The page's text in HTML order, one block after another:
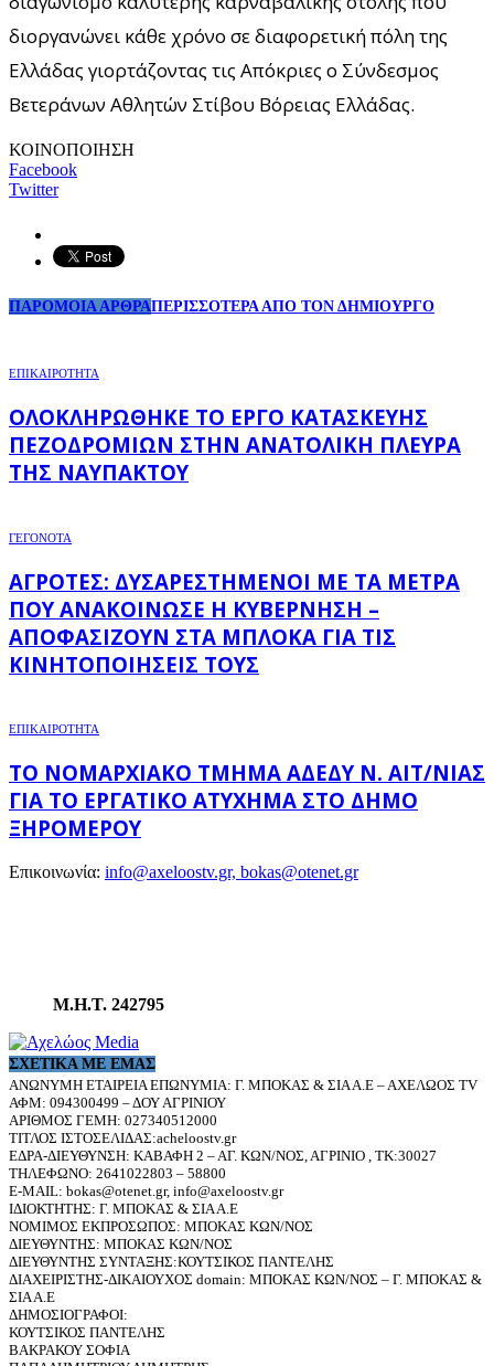
διοργανώνει κάθε χρόνο σε διαφορετική πόλη της
Ελλάδας γιορτάζοντας τις Απόκριες ο Σύνδεσμος
Βετεράνων Αθλητών Στίβου Βόρειας Ελλάδας.
ΚΟΙΝΟΠΟΙΗΣΗ
Facebook
Twitter
ΠΑΡΟΜΟΙΑ ΑΡΘΡΑΠΕΡΙΣΣΟΤΕΡΑ ΑΠΟ ΤΟΝ ΔΗΜΙΟΥΡΓΟ
ΕΠΙΚΑΙΡΟΤΗΤΑ
ΟΛΟΚΛΗΡΏΘΗΚΕ ΤΟ ΈΡΓΟ ΚΑΤΑΣΚΕΥΉΣ
ΠΕΖΟΔΡΟΜΊΩΝ ΣΤΗΝ ΑΝΑΤΟΛΙΚΉ ΠΛΕΥΡΆ
ΤΗΣ ΝΑΥΠΆΚΤΟΥ
ΓΕΓΟΝΟΤΑ
ΑΓΡΌΤΕΣ: ΔΥΣΑΡΕΣΤΗΜΈΝΟΙ ΜΕ ΤΑ ΜΈΤΡΑ
ΠΟΥ ΑΝΑΚΟΊΝΩΣΕ Η ΚΥΒΈΡΝΗΣΗ –
ΑΠΟΦΑΣΊΖΟΥΝ ΣΤΑ ΜΠΛΌΚΑ ΓΙΑ ΤΙΣ
ΚΙΝΗΤΟΠΟΙΉΣΕΙΣ ΤΟΥΣ
ΕΠΙΚΑΙΡΟΤΗΤΑ
ΤΟ ΝΟΜΑΡΧΙΑΚΌ ΤΜΉΜΑ ΑΔΕΔΥ Ν. ΑΙΤ/ΝΊΑΣ
ΓΙΑ ΤΟ ΕΡΓΑΤΙΚΌ ΑΤΎΧΗΜΑ ΣΤΟ ΔΉΜΟ
ΞΗΡΟΜΈΡΟΥ
Επικοινωνία: info@axeloostv.gr, bokas@otenet.gr
Μ.Η.Τ. 242795
ΣΧΕΤΙΚΆ ΜΕ ΕΜΆΣ
ΑΝΩΝΥΜΗ ΕΤΑΙΡΕΙΑ ΕΠΩΝΥΜΙΑ: Γ. ΜΠΟΚΑΣ & ΣΙΑ Α.Ε – ΑΧΕΛΩΟΣ TV
ΑΦΜ: 094300499 – ΔΟΥ ΑΓΡΙΝΙΟΥ
ΑΡΙΘΜΟΣ ΓΕΜΗ: 027340512000
ΤΙΤΛΟΣ ΙΣΤΟΣΕΛΙΔΑΣ:acheloostv.gr
ΕΔΡΑ-ΔΙΕΥΘΥΝΣΗ: ΚΑΒΑΦΗ 2 – ΑΓ. ΚΩΝ/ΝΟΣ, ΑΓΡΙΝΙΟ , ΤΚ:30027
ΤΗΛΕΦΩΝΟ: 2641022803 – 58800
E-MAIL: bokas@otenet.gr, info@axeloostv.gr
ΙΔΙΟΚΤΗΤΗΣ: Γ. ΜΠΟΚΑΣ & ΣΙΑ Α.Ε
ΝΟΜΙΜΟΣ ΕΚΠΡΟΣΩΠΟΣ: ΜΠΟΚΑΣ ΚΩΝ/ΝΟΣ
ΔΙΕΥΘΥΝΤΗΣ: ΜΠΟΚΑΣ ΚΩΝ/ΝΟΣ
ΔΙΕΥΘΥΝΤΗΣ ΣΥΝΤΑΞΗΣ:ΚΟΥΤΣΙΚΟΣ ΠΑΝΤΕΛΗΣ
ΔΙΑΧΕΙΡΙΣΤΗΣ-ΔΙΚΑΙΟΥΧΟΣ domain: ΜΠΟΚΑΣ ΚΩΝ/ΝΟΣ – Γ. ΜΠΟΚΑΣ &
ΣΙΑ Α.Ε
ΔΗΜΟΣΙΟΓΡΑΦΟΙ:
ΚΟΥΤΣΙΚΟΣ ΠΑΝΤΕΛΗΣ
ΒΑΚΡΑΚΟΥ ΣΟΦΙΑ